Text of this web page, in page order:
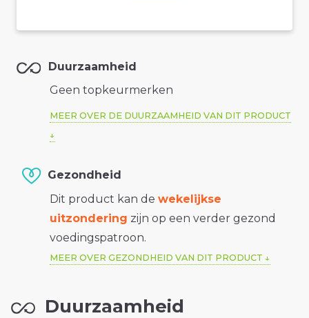
Duurzaamheid
Geen topkeurmerken
MEER OVER DE DUURZAAMHEID VAN DIT PRODUCT
Gezondheid
Dit product kan de wekelijkse
uitzondering zijn op een verder gezond
voedingspatroon.
MEER OVER GEZONDHEID VAN DIT PRODUCT
Duurzaamheid